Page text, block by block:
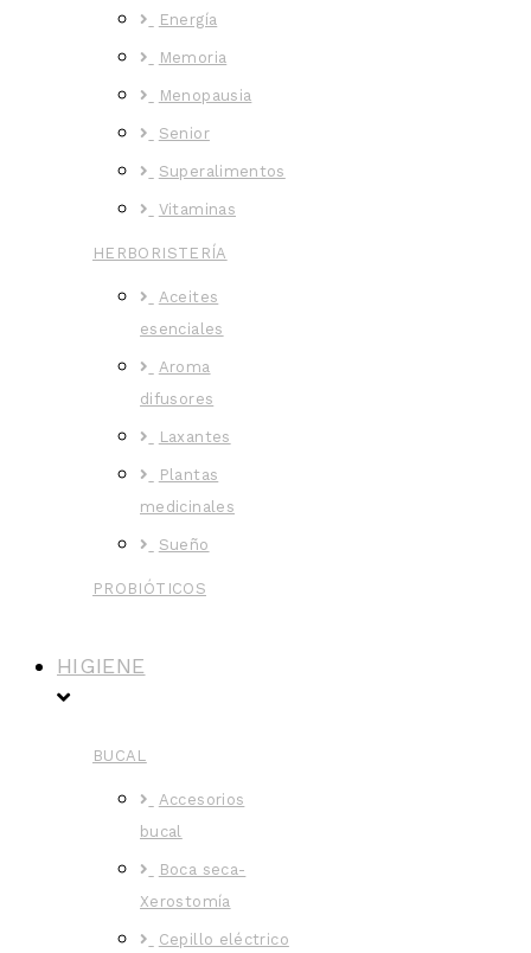
Energía
Memoria
Menopausia
Senior
Superalimentos
Vitaminas
HERBORISTERÍA
Aceites
esenciales
Aroma
difusores
Laxantes
Plantas
medicinales
Sueño
PROBIÓTICOS
HIGIENE
BUCAL
Accesorios
bucal
Boca seca-
Xerostomía
Cepillo eléctrico